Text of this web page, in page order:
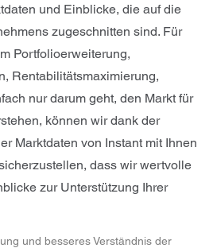
und Einblicke, die auf die
zugeschnitten sind. Für
Portfolioerweiterung,
Rentabilitätsmaximierung,
nur darum geht, den Markt für
können wir dank der
Marktdaten von Instant mit Ihnen
dass wir wertvolle
zur Unterstützung Ihrer
und besseres Verständnis der